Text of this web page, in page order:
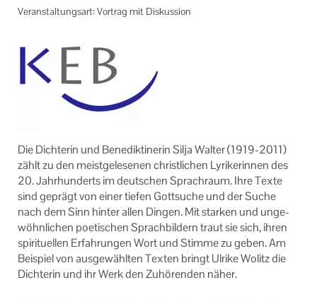
Veranstaltungsart: Vortrag mit Diskussion
Die Dich­te­rin und Be­ne­dik­ti­ne­rin Silja Wal­ter (1919-​2011)
zählt zu den meist­ge­le­se­nen christ­li­chen Ly­ri­ke­rin­nen des
20. Jahr­hun­derts im deut­schen Sprach­raum. Ihre Texte
sind ge­prägt von einer tie­fen Gott­su­che und der Suche
nach dem Sinn hin­ter allen Din­gen. Mit star­ken und un­ge­
wöhn­li­chen poe­ti­schen Sprach­bil­dern traut sie sich, ihren
spi­ri­tu­el­len Er­fah­run­gen Wort und Stim­me zu geben. Am
Bei­spiel von aus­ge­wähl­ten Tex­ten bringt Ul­ri­ke Wo­litz die
Dich­te­rin und ihr Werk den Zu­hö­ren­den näher.
Datenschutzerklärung